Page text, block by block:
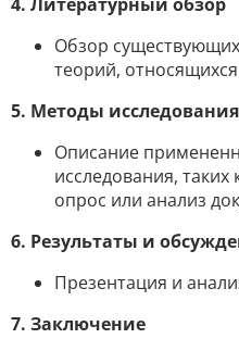
Обзор
теорий,
5. Методы исследования
Описание
исследования, таких
опрос или анализ
6. Результаты и
Презентация и
7. Заключение